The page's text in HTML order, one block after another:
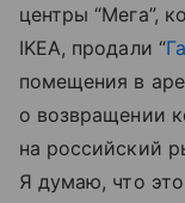
центры “Мега”,
IKEA, продали “
помещения в
о возвращении
на российский
Я думаю, что